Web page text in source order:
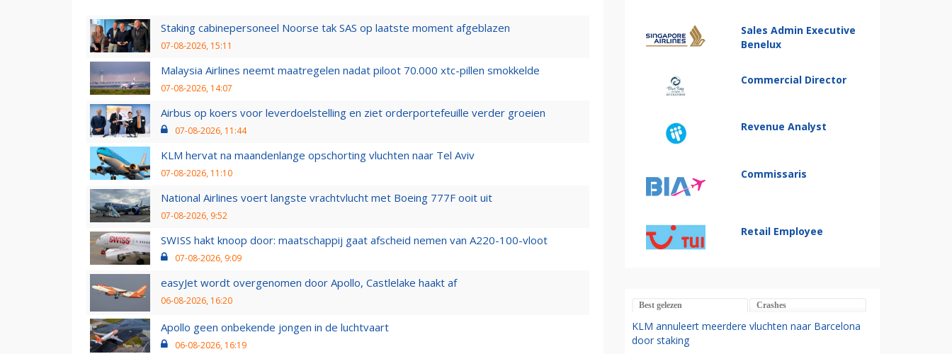
Staking cabinepersoneel Noorse tak SAS op laatste moment afgeblazen
07-08-2026, 15:11
Malaysia Airlines neemt maatregelen nadat piloot 70.000 xtc-pillen smokkelde
07-08-2026, 14:07
Airbus op koers voor leverdoelstelling en ziet orderportefeuille verder groeien
07-08-2026, 11:44
KLM hervat na maandenlange opschorting vluchten naar Tel Aviv
07-08-2026, 11:10
National Airlines voert langste vrachtvlucht met Boeing 777F ooit uit
07-08-2026, 9:52
SWISS hakt knoop door: maatschappij gaat afscheid nemen van A220-100-vloot
07-08-2026, 9:09
easyJet wordt overgenomen door Apollo, Castlelake haakt af
06-08-2026, 16:20
Apollo geen onbekende jongen in de luchtvaart
06-08-2026, 16:19
Sales Admin Executive
Benelux
Commercial Director
Revenue Analyst
Commissaris
Retail Employee
Best gelezen Crashes
KLM annuleert meerdere vluchten naar Barcelona
door staking